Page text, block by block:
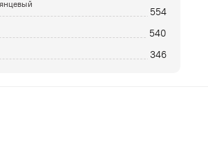
554
540
346